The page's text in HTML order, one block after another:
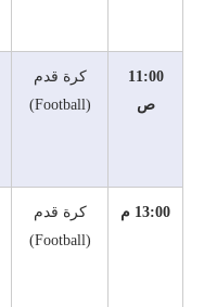
11:00
ص
كرة قدم
(Football)
13:00 م
كرة قدم
(Football)